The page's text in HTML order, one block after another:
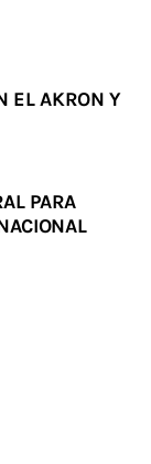
EL AKRON Y
PARA